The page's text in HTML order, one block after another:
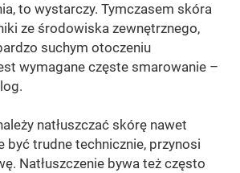
to wystarczy. Tymczasem skóra
ze środowiska zewnętrznego,
suchym otoczeniu
wymagane częste smarowanie –
natłuszczać skórę nawet
być trudne technicznie, przynosi
Natłuszczenie bywa też często